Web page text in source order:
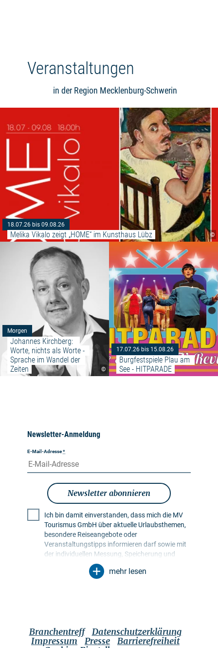
Veranstaltungen
in der Region Mecklenburg-Schwerin
©
18.07.26 bis 09.08.26
Melika Vikalo zeigt „HOME“ im Kunsthaus Lübz
©
Morgen
Johannes Kirchberg:
Worte, nichts als Worte -
Sprache im Wandel der
Zeiten
Weiterlesen: "Johannes
17.07.26 bis 15.08.26
Burgfestspiele Plau am
See - HITPARADE
Newsletter-Anmeldung
E-Mail-Adresse*
Newsletter abonnieren
Ich bin damit einverstanden, dass mich die MV
Tourismus GmbH über aktuelle Urlaubsthemen,
besondere Reiseangebote oder
Veranstaltungstipps informieren darf sowie mit
der individuellen Messung, Speicherung und
Auswertung von Öffnungs- und Klickraten in
Empfängerprofilen zu Zwecken der Gestaltung
widerrufen kann. Dies kann ich über einen
Abmeldelink im jeweiligen Newsletter tun oder
mehr lesen
Branchentreff
Datenschutzerklärung
Impressum
Presse
Barrierefreiheit